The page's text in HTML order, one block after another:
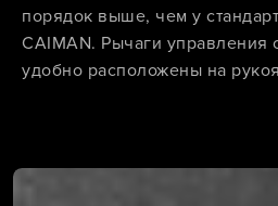
порядок выше, чем у
CAIMAN. Рычаги управления
удобно расположены на